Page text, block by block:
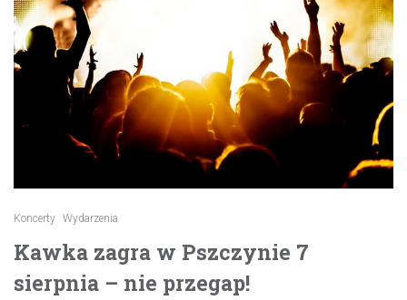
Koncerty Wydarzenia
Kawka zagra w Pszczynie 7
sierpnia – nie przegap!